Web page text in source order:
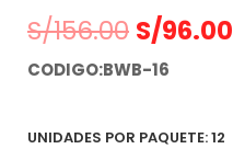
S/156.00 S/96.00
CODIGO:BWB-16
UNIDADES POR PAQUETE: 12